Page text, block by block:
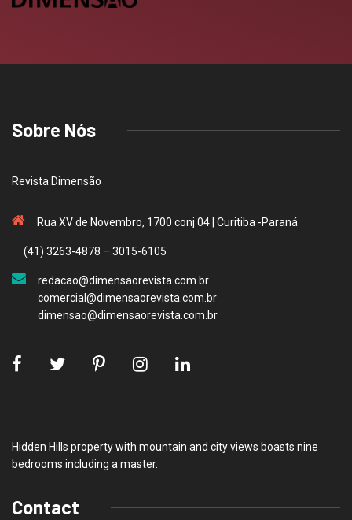
Sobre Nós
Revista Dimensão
Rua XV de Novembro, 1700 conj 04 | Curitiba -Paraná
(41) 3263-4878 – 3015-6105
redacao@dimensaorevista.com.br
comercial@dimensaorevista.com.br
dimensao@dimensaorevista.com.br
Hidden Hills property with mountain and city views boasts nine
bedrooms including a master.
Contact